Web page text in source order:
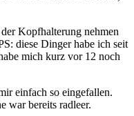
Kopfhalterung nehmen
diese Dinger habe ich seit
mich kurz vor 12 noch
einfach so eingefallen.
war bereits radleer.